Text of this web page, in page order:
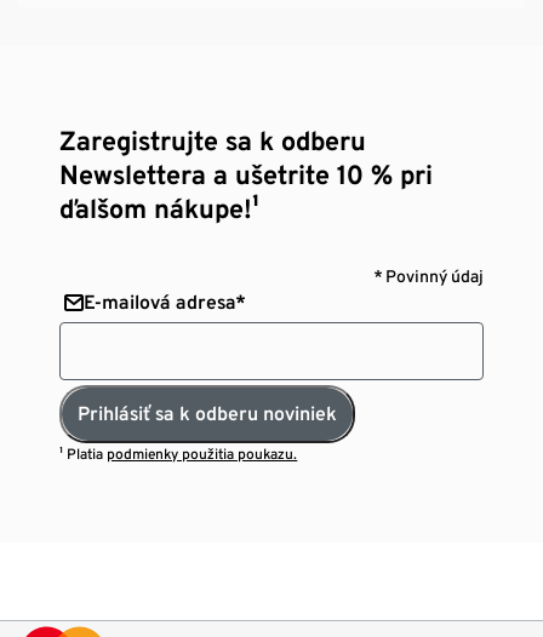
Zaregistrujte sa k odberu
Newslettera a ušetrite 10 % pri
ďalšom nákupe!¹
* Povinný údaj
E-mailová adresa*
Prihlásiť sa k odberu noviniek
¹ Platia podmienky použitia poukazu.